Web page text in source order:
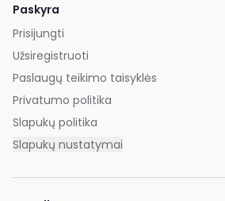
Paskyra
Prisijungti
Užsiregistruoti
Paslaugų teikimo taisyklės
Privatumo politika
Slapukų politika
Slapukų nustatymai